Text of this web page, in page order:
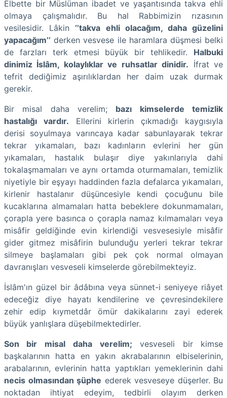
Elbette bir Müslüman ibadet ve yaşantısında takva ehli
olmaya çalışmalıdır. Bu hal Rabbimizin rızasının
vesilesidir. Lâkin ‘’takva ehli olacağım, daha güzelini
yapacağım’’ derken vesvese ile haramlara düşmesi belki
de farzları terk etmesi büyük bir tehlikedir. Halbuki
dinimiz İslâm, kolaylıklar ve ruhsatlar dinidir. İfrat ve
tefrit dediğimiz aşırılıklardan her daim uzak durmak
gerekir.
Bir misal daha verelim; bazı kimselerde temizlik
hastalığı vardır. Ellerini kirlerin çıkmadığı kaygısıyla
derisi soyulmaya varıncaya kadar sabunlayarak tekrar
tekrar yıkamaları, bazı kadınların evlerini her gün
yıkamaları, hastalık bulaşır diye yakınlarıyla dahi
tokalaşmamaları ve aynı ortamda oturmamaları, temizlik
niyetiyle bir eşyayı haddinden fazla defalarca yıkamaları,
kirlenir hastalanır düşüncesiyle kendi çocuğunu bile
kucaklarına almamaları hatta bebeklere dokunmamaları,
çorapla yere basınca o çorapla namaz kılmamaları veya
misâfir geldiğinde evin kirlendiği vesvesesiyle misâfir
gider gitmez misâfirin bulunduğu yerleri tekrar tekrar
silmeye başlamaları gibi pek çok normal olmayan
davranışları vesveseli kimselerde görebilmekteyiz.
İslâm'ın güzel bir âdâbına veya sünnet-i seniyeye riâyet
edeceğiz diye hayatı kendilerine ve çevresindekilere
zehir edip kıymetdâr ömür dakikalarını zayi ederek
büyük yanlışlara düşebilmektedirler.
Son bir misal
daha verelim; vesveseli bir kimse
başkalarının hatta en yakın akrabalarının elbiselerinin,
arabalarının, evlerinin hatta yaptıkları yemeklerinin dahi
necis olmasından şüphe ederek vesveseye düşerler. Bu
noktadan ihtiyat edeyim, tedbirli olayım derken